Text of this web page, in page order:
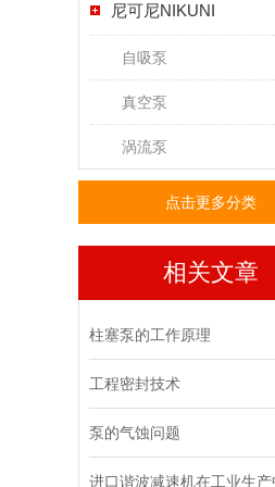
尼可尼NIKUNI
自吸泵
真空泵
涡流泵
点击更多分类
相关文章
柱塞泵的工作原理
工程密封技术
泵的气蚀问题